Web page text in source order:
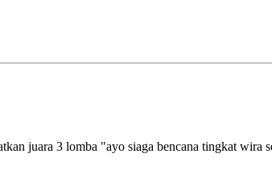
juara 3 lomba "ayo siaga bencana tingkat wira